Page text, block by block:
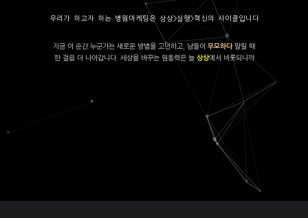
우리가 하고자 하는 병원마케팅은 상상>실행>혁신의 사이클입니다
지금 이 순간 누군가는 새로운 방법을 고민하고, 남들이 무모하다말릴 때
한 걸음 더 나아갑니다. 세상을 바꾸는 원동력은 늘 상상에서 비롯되니까